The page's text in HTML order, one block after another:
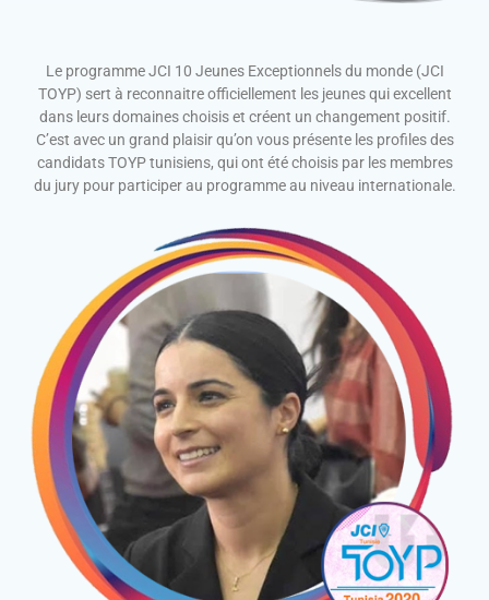
Le programme JCI 10 Jeunes Exceptionnels du monde (JCI
TOYP) sert à reconnaitre officiellement les jeunes qui excellent
dans leurs domaines choisis et créent un changement positif.
C’est avec un grand plaisir qu’on vous présente les profiles des
candidats TOYP tunisiens, qui ont été choisis par les membres
du jury pour participer au programme au niveau internationale.